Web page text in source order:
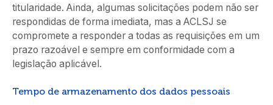
titularidade. Ainda, algumas solicitações podem não ser
respondidas de forma imediata, mas a ACLSJ se
compromete a responder a todas as requisições em um
prazo razoável e sempre em conformidade com a
legislação aplicável.
Tempo de armazenamento dos dados pessoais